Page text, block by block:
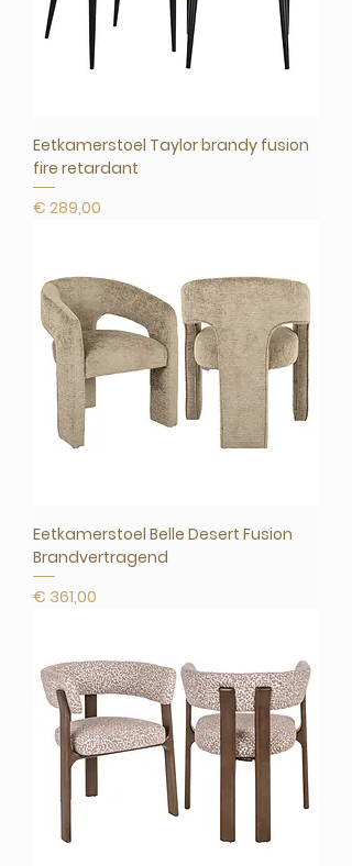
Eetkamerstoel Taylor brandy fusion
fire retardant
Prijs
€ 289,00
Eetkamerstoel Belle Desert Fusion
Brandvertragend
Prijs
€ 361,00